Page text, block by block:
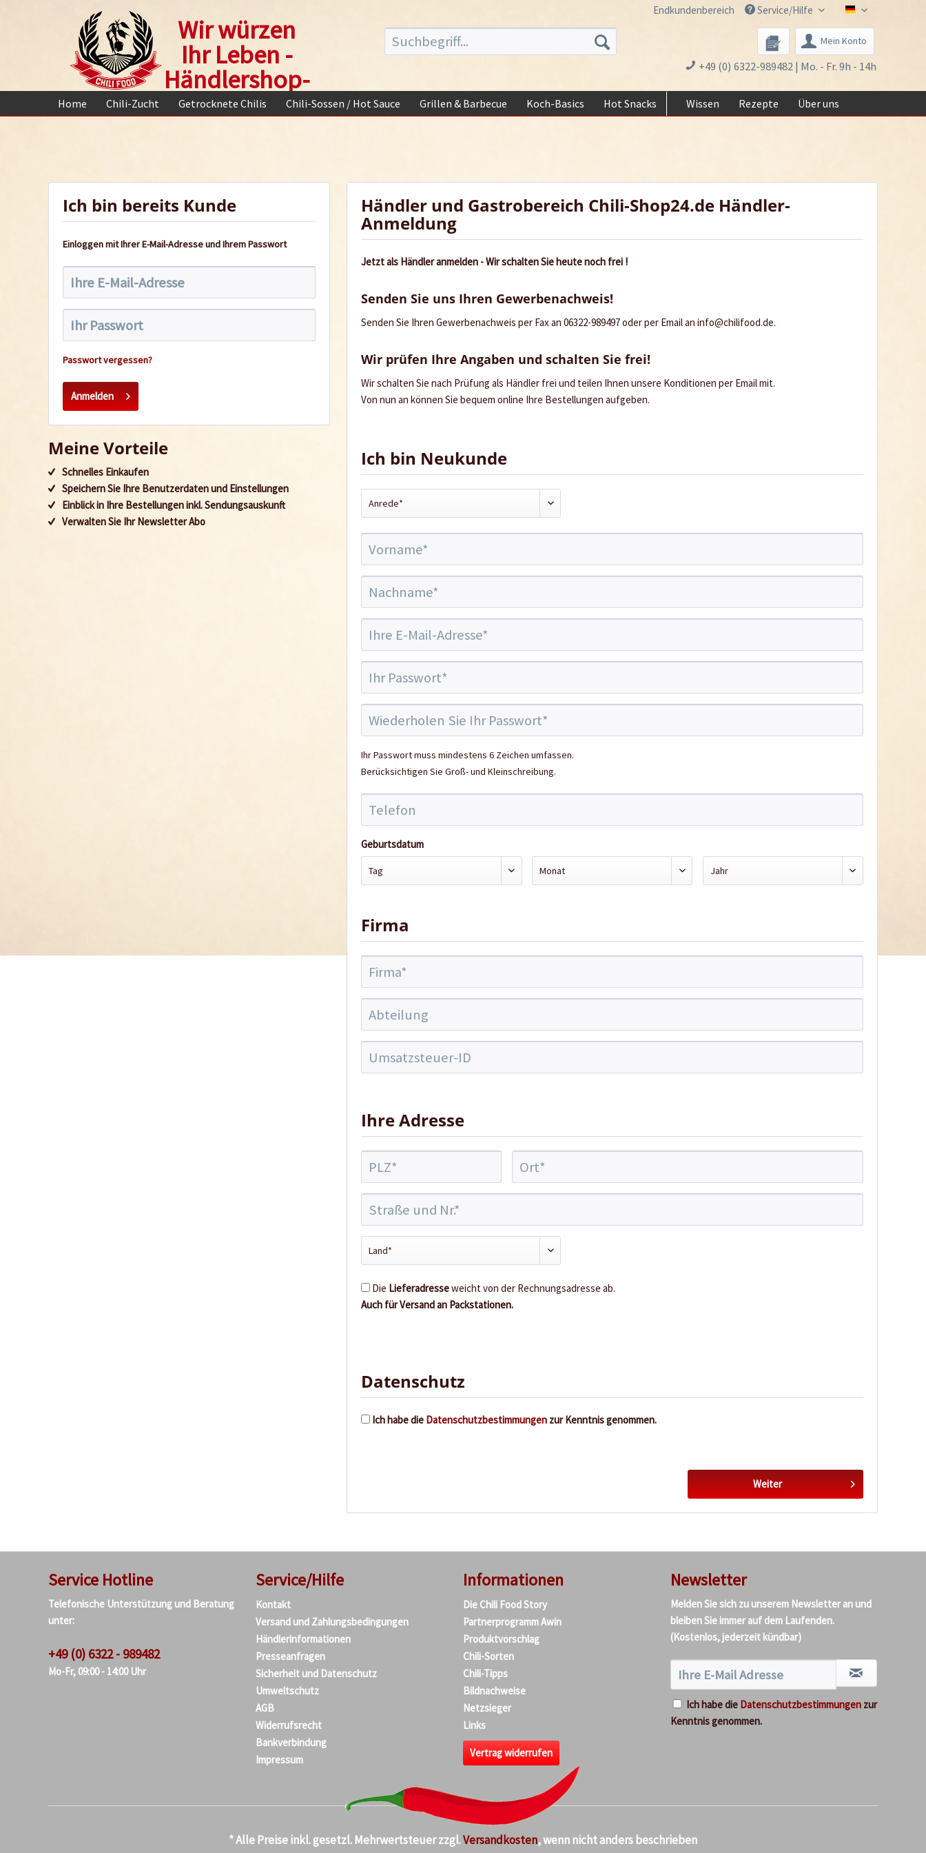
Chili-
Service/Hilfe
Endkundenbereich
Wir würzen
Ihr Leben -
Händlershop-
Mein Konto
+49 (0) 6322-989482 | Mo. - Fr. 9h - 14h
Home Chili-Zucht Getrocknete Chilis Chili-Sossen / Hot Sauce Grillen & Barbecue Koch-Basics Hot Snacks Wissen Rezepte Über uns
Händler und Gastrobereich Chili-Shop24.de Händler-
Anmeldung
Jetzt als Händler anmelden - Wir schalten Sie heute noch frei !
Senden Sie uns Ihren Gewerbenachweis!
Senden Sie Ihren Gewerbenachweis per Fax an 06322-989497 oder per Email an info@chilifood.de.
Wir prüfen Ihre Angaben und schalten Sie frei!
Wir schalten Sie nach Prüfung als Händler frei und teilen Ihnen unsere Konditionen per Email mit.
Von nun an können Sie bequem online Ihre Bestellungen aufgeben.
Ich bin Neukunde
Ihr Passwort muss mindestens 6 Zeichen umfassen.
Berücksichtigen Sie Groß- und Kleinschreibung.
Geburtsdatum
Firma
Ihre Adresse
Die Lieferadresseweicht von der Rechnungsadresse ab.
Auch für Versand an Packstationen.
Datenschutz
Ich habe die Datenschutzbestimmungen zur Kenntnis genommen.
Weiter
Ich bin bereits Kunde
Einloggen mit Ihrer E-Mail-Adresse und Ihrem Passwort
Passwort vergessen?
Anmelden
Meine Vorteile
Schnelles Einkaufen
Speichern Sie Ihre Benutzerdaten und Einstellungen
Einblick in Ihre Bestellungen inkl. Sendungsauskunft
Verwalten Sie Ihr Newsletter Abo
Service Hotline
Telefonische Unterstützung und Beratung
unter:
+49 (0) 6322 - 989482
Mo-Fr, 09:00 - 14:00 Uhr
Service/Hilfe
Kontakt
Versand und Zahlungsbedingungen
Händlerinformationen
Presseanfragen
Sicherheit und Datenschutz
Umweltschutz
AGB
Widerrufsrecht
Bankverbindung
Impressum
Informationen
Die Chili Food Story
Partnerprogramm Awin
Produktvorschlag
Chili-Sorten
Chili-Tipps
Bildnachweise
Netzsieger
Links
Vertrag widerrufen
Newsletter
Melden Sie sich zu unserem Newsletter an und
bleiben Sie immer auf dem Laufenden.
(Kostenlos, jederzeit kündbar)
Ich habe die Datenschutzbestimmungen zur
Kenntnis genommen.
* Alle Preise inkl. gesetzl. Mehrwertsteuer zzgl.Versandkosten, wenn nicht anders beschrieben